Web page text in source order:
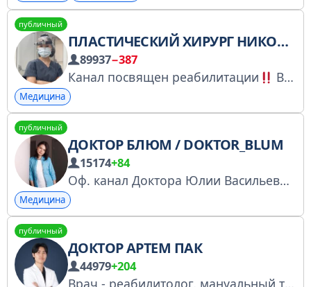
публичный
ПЛАСТИЧЕСКИЙ ХИРУРГ НИКОЛАЕВА САНДАРА АФАНАСЬЕВНА
89937−387
Канал посвящен реабилитации Все до/после в моем инстаграм dr.sandara_nikolaeva
Медицина
публичный
ДОКТОР БЛЮМ / DOKTOR_BLUM
15174+84
Оф. канал Доктора Юлии Васильевны Блюм РКН - https://clck.ru/3GQkWb Наш Сайт: https://doktorblum.ru Приемов - НЕТ!!! По любым вопросам: @Dmitriy_Berezkin Вся инфо. представленная в данном канале, является исключительно ознакомительной и имеет права!
Медицина
публичный
ДОКТОР АРТЕМ ПАК
44979+204
Врач - реабилитолог, мануальный терапевт, автор книги: "Избавься от триггерных точек" Мой сайт https://doctorpark.ru Регистрация в перечне РКН https://knd.gov.ru/license?id=67375caab5d2ec30cf7337f0&registryType=bloggersPermission